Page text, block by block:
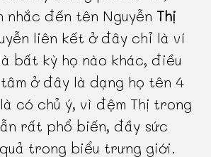
nhắc đến tên Nguyễn Thị
liên kết ở đây chỉ là ví
bất kỳ họ nào khác, điều
ở đây là dạng họ tên 4
có chủ ý, vì đệm Thị trong
rất phổ biến, đầy sức
quả trong biểu trưng giới.